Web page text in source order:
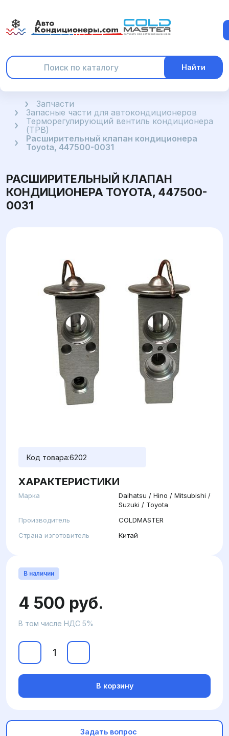
Найти
ГлавнаяЗапчасти
Запасные части для автокондиционеров
Терморегулирующий вентиль кондиционера
(ТРВ)
Расширительный клапан кондиционера
Toyota, 447500-0031
РАСШИРИТЕЛЬНЫЙ КЛАПАН
КОНДИЦИОНЕРА TOYOTA, 447500-
0031
Код товара:6202
ХАРАКТЕРИСТИКИ
Марка
Daihatsu / Hino / Mitsubishi /
Suzuki / Toyota
Производитель
COLDMASTER
Страна изготовитель
Китай
В наличии
4 500 руб.
В том числе НДС 5%
В корзину
Задать вопрос